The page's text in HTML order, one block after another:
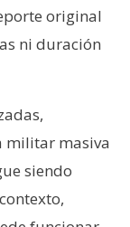
original
ni duración
militar masiva
siendo